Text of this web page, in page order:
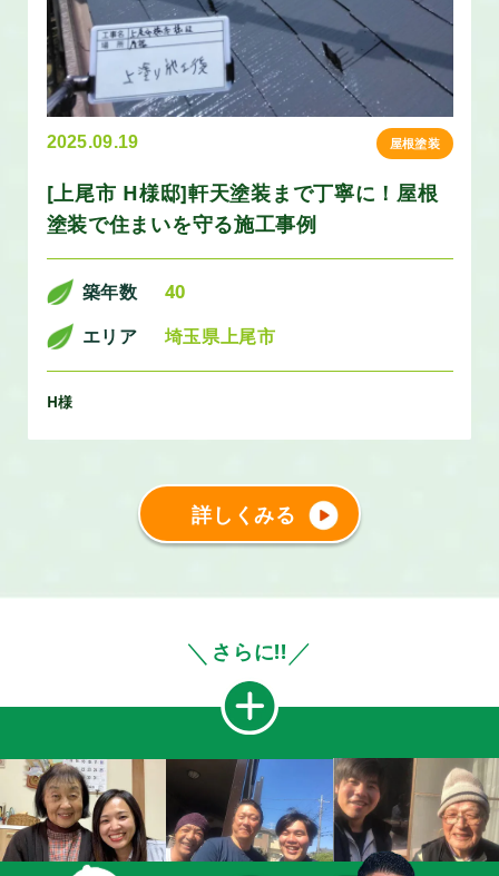
2025.09.19 屋根塗装
[上尾市 H様邸]軒天塗装まで丁寧に！屋根
塗装で住まいを守る施工事例
築年数
40
エリア
埼玉県上尾市
H様
詳しくみる
＼ さらに!! ／